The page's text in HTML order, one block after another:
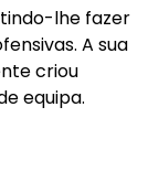
lhe fazer
A sua
criou
equipa.